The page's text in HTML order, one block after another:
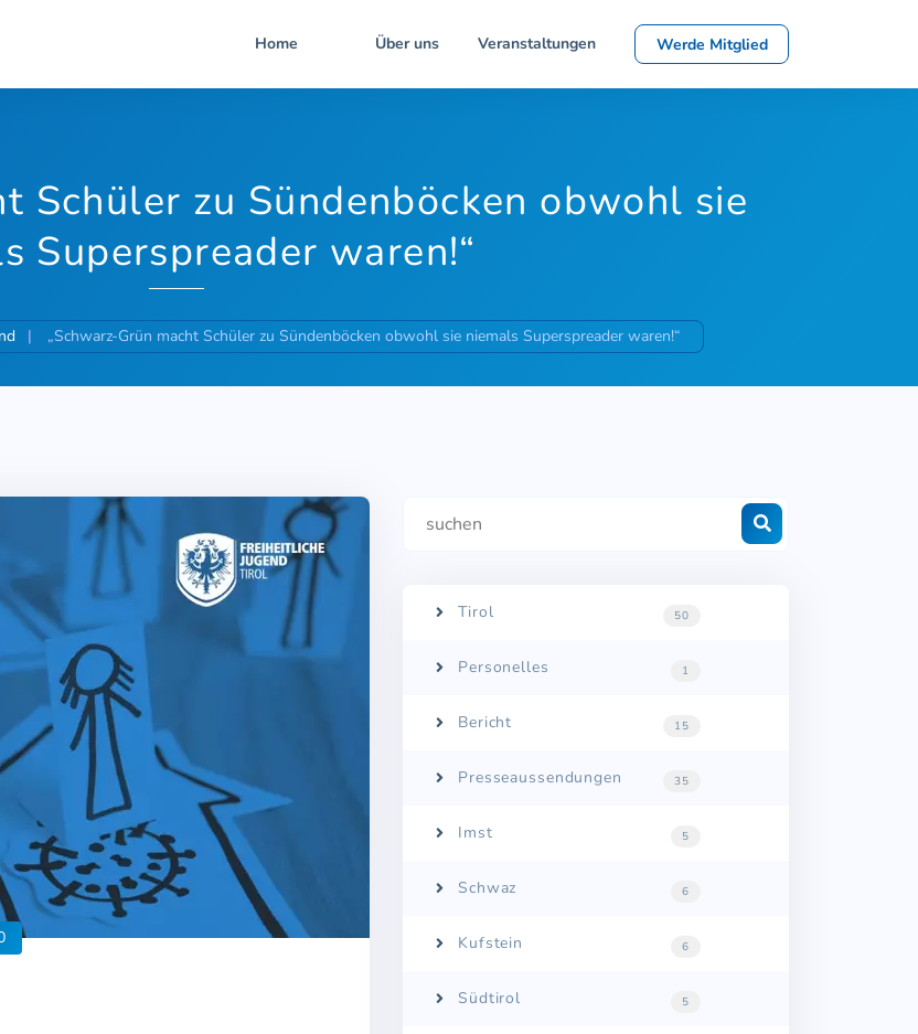
Home Über uns Veranstaltungen Werde Mitglied
Schüler zu Sündenböcken obwohl sie
Superspreader waren!“
„Schwarz-Grün macht Schüler zu Sündenböcken obwohl sie niemals Superspreader waren!“
Tirol 50
Personelles 1
Bericht 15
Presseaussendungen 35
Imst 5
Schwaz 6
Kufstein 6
Südtirol 5